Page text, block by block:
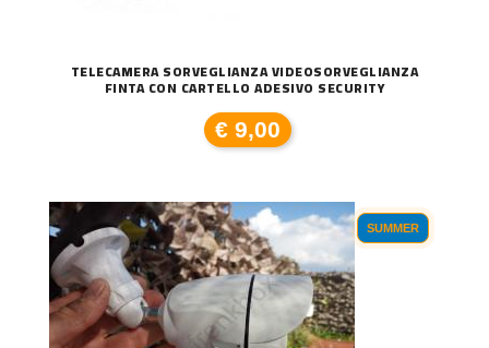
TELECAMERA SORVEGLIANZA VIDEOSORVEGLIANZA
FINTA CON CARTELLO ADESIVO SECURITY
€ 9,00
SUMMER